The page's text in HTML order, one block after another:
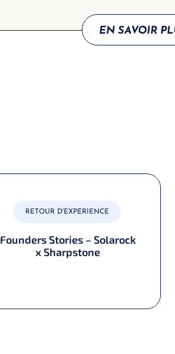
EN SAVOIR
RETOUR D'EXPERIENCE
Founders Stories – Solarock
x Sharpstone